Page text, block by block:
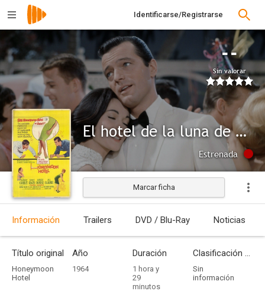
Identificarse/Registrarse
--
Sin valorar
El hotel de la luna de miel
Estrenada
Marcar ficha
Información Trailers DVD / Blu-Ray Noticias
Título original
Honeymoon
Hotel
Año
1964
Duración
1 hora y
29
minutos
Clasificación por edades
Sin
información